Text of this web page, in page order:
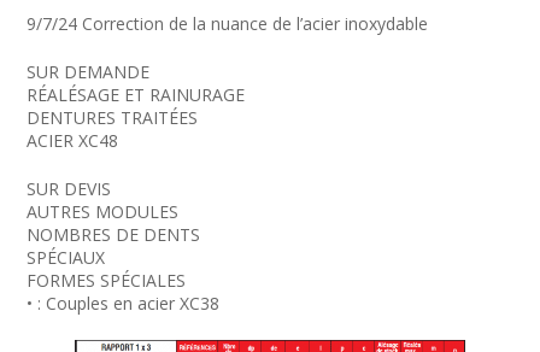
9/7/24 Correction de la nuance de l’acier inoxydable
SUR DEMANDE
RÉALÉSAGE ET RAINURAGE
DENTURES TRAITÉES
ACIER XC48
SUR DEVIS
AUTRES MODULES
NOMBRES DE DENTS
SPÉCIAUX
FORMES SPÉCIALES
• : Couples en acier XC38